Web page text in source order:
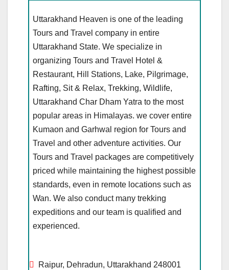
Uttarakhand Heaven is one of the leading
Tours and Travel company in entire
Uttarakhand State. We specialize in
organizing Tours and Travel Hotel &
Restaurant, Hill Stations, Lake, Pilgrimage,
Rafting, Sit & Relax, Trekking, Wildlife,
Uttarakhand Char Dham Yatra to the most
popular areas in Himalayas. we cover entire
Kumaon and Garhwal region for Tours and
Travel and other adventure activities. Our
Tours and Travel packages are competitively
priced while maintaining the highest possible
standards, even in remote locations such as
Wan. We also conduct many trekking
expeditions and our team is qualified and
experienced.
Raipur, Dehradun, Uttarakhand 248001